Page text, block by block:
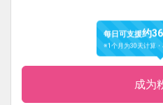
每日可支援约
※1个月为30天计算
成为